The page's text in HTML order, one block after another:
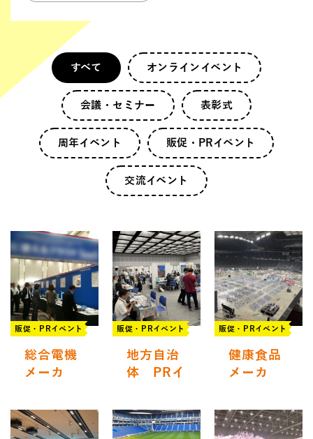
すべて オンラインイベント
会議・セミナー 表彰式
周年イベント 販促・PRイベント
交流イベント
販促・PRイベント
総合電機
メーカ
会​
販促・PRイベント
地方自治
体 PRイ
販促・PRイベント
健康食品
メーカ
ベント